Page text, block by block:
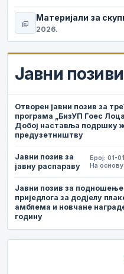
picture_as_pdf
Материјали за
2026.
Јавни позиви
Отворен јавни позив за
програма „БизУП Гоес
Добој наставља подршку
предузетништву
Јавни позив за
јавну распараву
Број: 01-
На
Јавни позив за подношење
приједлога за додјелу
амблема и новчане
годину